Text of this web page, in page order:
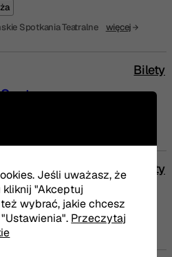
Spotkania Teatralne
więcej
Bilety
Bilety
Jeśli uważasz, że
"Akceptuj
wybrać, jakie chcesz
Przeczytaj